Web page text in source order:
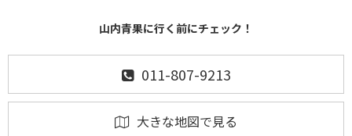
山内青果に行く前にチェック！
011-807-9213
大きな地図で見る